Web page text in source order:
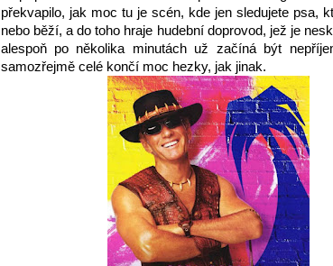
překvapilo, jak moc tu je scén, kde jen sledujete psa,
nebo běží, a do toho hraje hudební doprovod, jež je
alespoň po několika minutách už začíná být
samozřejmě celé končí moc hezky, jak jinak.